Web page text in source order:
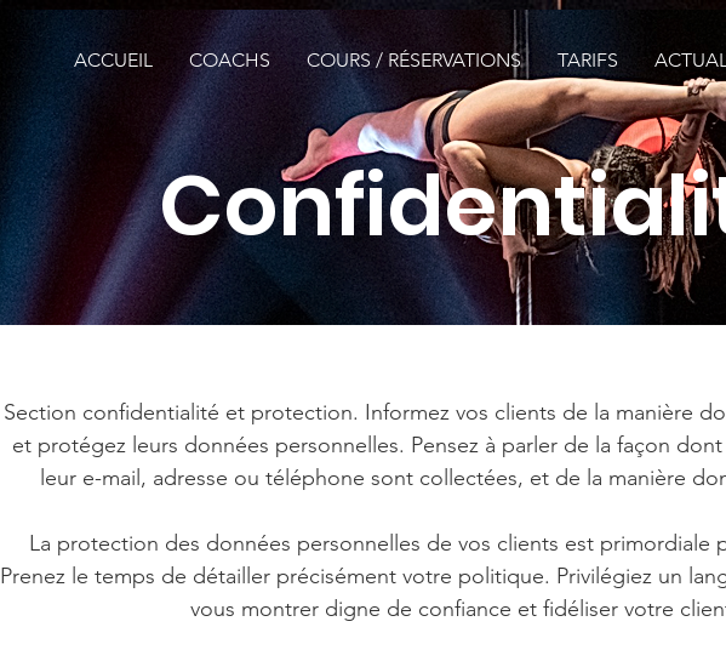
ACCUEIL COACHS COURS / RÉSERVATIONS TARIFS
Section confidentialité et protection. Informez vos clients de la manière
et protégez leurs données personnelles. Pensez à parler de la façon
leur e-mail, adresse ou téléphone sont collectées, et de la manière
La protection des données personnelles de vos clients est primordiale
Prenez le temps de détailler précisément votre politique. Privilégiez un
vous montrer digne de confiance et fidéliser votre